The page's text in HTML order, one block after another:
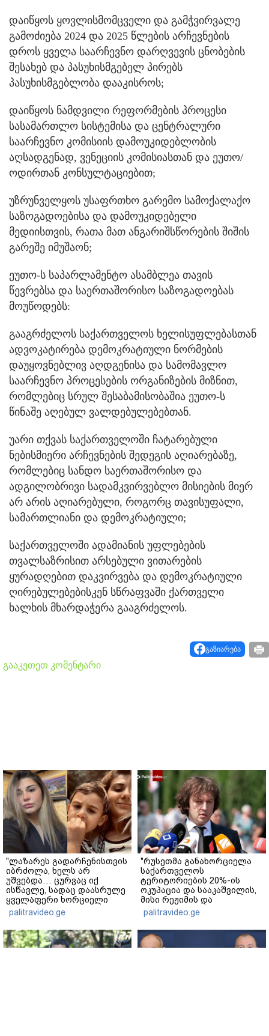
დაიწყოს ყოვლისმომცველი და გამჭვირვალე
გამოძიება 2024 და 2025 წლების არჩევნების
დროს ყველა საარჩევნო დარღვევის ცნობების
შესახებ და პასუხისმგებელ პირებს
პასუხისმგებლობა დააკისროს;
დაიწყოს ნამდვილი რეფორმების პროცესი
სასამართლო სისტემისა და ცენტრალური
საარჩევნო კომისიის დამოუკიდებლობის
აღსადგენად, ვენეციის კომისიასთან და ეუთო/
ოდირთან კონსულტაციებით;
უზრუნველყოს უსაფრთხო გარემო სამოქალაქო
საზოგადოებისა და დამოუკიდებელი
მედიისთვის, რათა მათ ანგარიშსწორების შიშის
გარეშე იმუშაონ;
ეუთო-ს საპარლამენტო ასამბლეა თავის
წევრებსა და საერთაშორისო საზოგადოებას
მოუწოდებს:
გააგრძელოს საქართველოს ხელისუფლებასთან
ადვოკატირება დემოკრატიული ნორმების
დაუყოვნებლივ აღდგენისა და სამომავლო
საარჩევნო პროცესების ორგანიზების მიზნით,
რომლებიც სრულ შესაბამისობაშია ეუთო-ს
წინაშე აღებულ ვალდებულებებთან.
უარი თქვას საქართველოში ჩატარებული
ნებისმიერი არჩევნების შედეგის აღიარებაზე,
რომლებიც სანდო საერთაშორისო და
ადგილობრივი სადამკვირვებლო მისიების მიერ
არ არის აღიარებული, როგორც თავისუფალი,
სამართლიანი და დემოკრატიული;
საქართველოში ადამიანის უფლებების
თვალსაზრისით არსებული ვითარების
ყურადღებით დაკვირვება და დემოკრატიული
ღირებულებებისკენ სწრაფვაში ქართველი
ხალხის მხარდაჭერა გააგრძელოს.
გაზიარება
გააკეთეთ კომენტარი
"ლაზარეს გადარჩენისთვის
იბრძოლა, ხელს არ
უშვებდა… ცურვაც იქ
ისწავლე, სადაც დაასრულე
ყველაფერი ხორციელი
ცხოვრებიდან" – რას წერს
ხობში დაღუპული დედა-
შვილის ახლობელი?
palitravideo.ge
"რუსეთმა განახორციელა
საქართველოს
ტერიტორიების 20%-ის
ოკუპაცია და სააკაშვილის,
მისი რეჟიმის და
"ნაცმოძრაობის" ღალატი
ვერანაირად ვერ
გადაფარავს ამ
დანაშაულს" - ირაკლი
კობახიძე
palitravideo.ge